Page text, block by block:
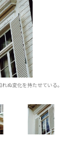
ぬ変化を持たせている。